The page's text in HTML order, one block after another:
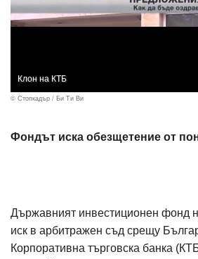
Клон на КТБ
© Стопкадър / Би Ти Ви
Фондът иска обезщетение от
Държавният инвестиционен фонд
иск в арбитражен съд срещу
Корпоративна търговска банка